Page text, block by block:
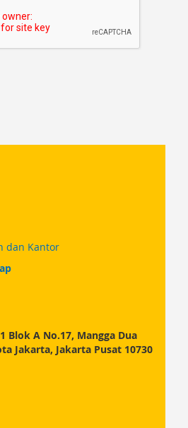
dan Kantor
Blok A No.17, Mangga Dua
Jakarta, Jakarta Pusat 10730